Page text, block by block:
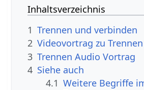
Inhaltsverzeichnis
1 Trennen und verbinden
2
3
Trennen‏‎ Audio Vortrag
4 Siehe auch
4.1 Weitere Begriffe